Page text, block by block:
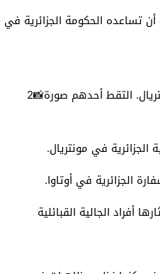
تساعده الحكومة الجزائرية في
اثنان من أصدقائه يجلسان في تكتم على بعض الطاولات في نفس المطعم في مونتريال. التقط أحدهم صورة📸2
في مونتريال.
الجزائرية في أوتاوا.
أفراد الجالية القبائلية